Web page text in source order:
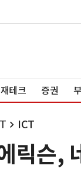
재테크 증권
ICT
릭슨,